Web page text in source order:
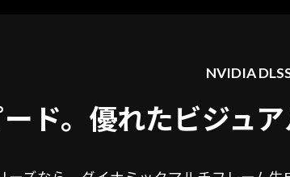
NVIDIA
ド。優れたビジュア